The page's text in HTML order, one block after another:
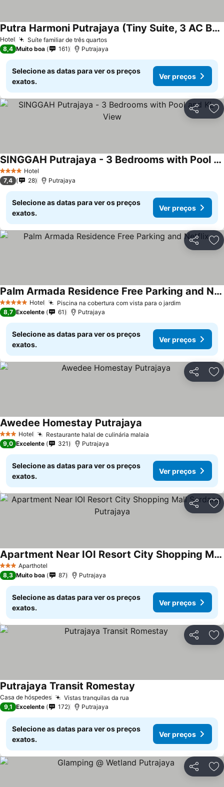
Hotel Suíte familiar de três quartosVer preços
Putra Harmoni Putrajaya (Tiny Suite, 3 AC Bedrooms, 1 Bath, WiFi, Ground Floor) by MRK
Ver preços
8,4 Muito boa 161 Putrajaya
Selecione as datas para ver os preços
exatos.
Ver preços
Partilhar
4 EstrelasHotel
SINGGAH Putrajaya - 3 Bedrooms with Pool and KL View
Ver preços
7,4 28 Putrajaya
Selecione as datas para ver os preços
exatos.
Ver preços
Partilhar
5 Estrelas Hotel Piscina na cobertura com vista para o jardimVer preços
Palm Armada Residence Free Parking and Netflix
Ver preços
8,7 Excelente 61 Putrajaya
Selecione as datas para ver os preços
exatos.
Ver preços
Partilhar
3 EstrelasHotel Restaurante halal de culinária malaia
Awedee Homestay Putrajaya
9,0 Excelente 321 Putrajaya
Selecione as datas para ver os preços
exatos.
Ver preços
Partilhar
3 EstrelasAparthotel
Apartment Near IOI Resort City Shopping Mall Serdang Putrajaya
Ver preços
8,3 Muito boa 87 Putrajaya
Selecione as datas para ver os preços
exatos.
Ver preços
Partilhar
Casa de hóspedes Vistas tranquilas da rua
Putrajaya Transit Romestay
9,1 Excelente 172 Putrajaya
Selecione as datas para ver os preços
exatos.
Ver preços
Partilhar